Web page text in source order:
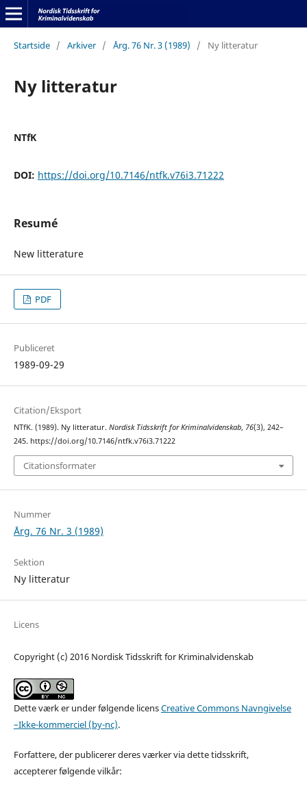
Startside / Arkiver / Årg. 76 Nr. 3 (1989) / Ny litteratur
Ny litteratur
NTfK
DOI: https://doi.org/10.7146/ntfk.v76i3.71222
Resumé
New litterature
PDF
Publiceret
1989-09-29
Citation/Eksport
NTfK. (1989). Ny litteratur. Nordisk Tidsskrift for Kriminalvidenskab, 76(3), 242–
245. https://doi.org/10.7146/ntfk.v76i3.71222
Citationsformater
Nummer
Årg. 76 Nr. 3 (1989)
Sektion
Ny litteratur
Licens
Copyright (c) 2016 Nordisk Tidsskrift for Kriminalvidenskab
Dette værk er under følgende licensCreative Commons Navngivelse
–Ikke-kommerciel (by-nc).
Forfattere, der publicerer deres værker via dette tidsskrift,
accepterer følgende vilkår: